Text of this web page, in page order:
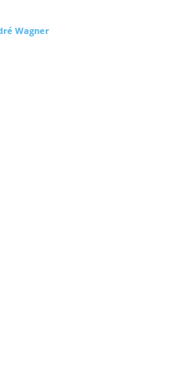
Wagner